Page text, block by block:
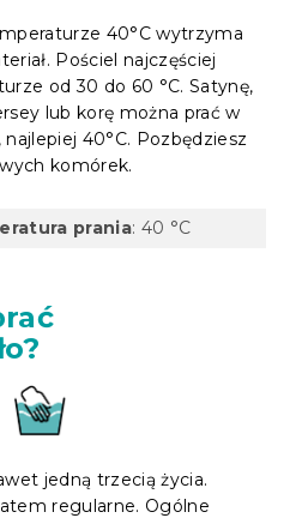
40°C wytrzyma
Pościel najczęściej
od 30 do 60 °C. Satynę,
lub korę można prać w
40°C. Pozbędziesz
komórek.
prania: 40 °C
jedną trzecią życia.
regularne. Ogólne